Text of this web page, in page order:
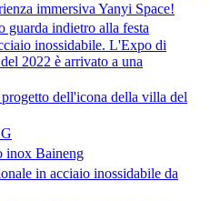
immersiva Yanyi Space!
guarda indietro alla festa
inossidabile. L'Expo di
2022 è arrivato a una
dell'icona della villa del
inox Baineng
in acciaio inossidabile da